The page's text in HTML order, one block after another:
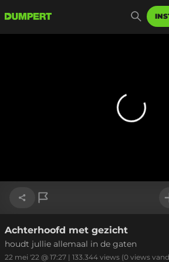
Link kopiëren
Achterhoofd met gezicht
houdt jullie allemaal in de gaten
22 mei '22 @ 17:27 | 133.344 views (0 views